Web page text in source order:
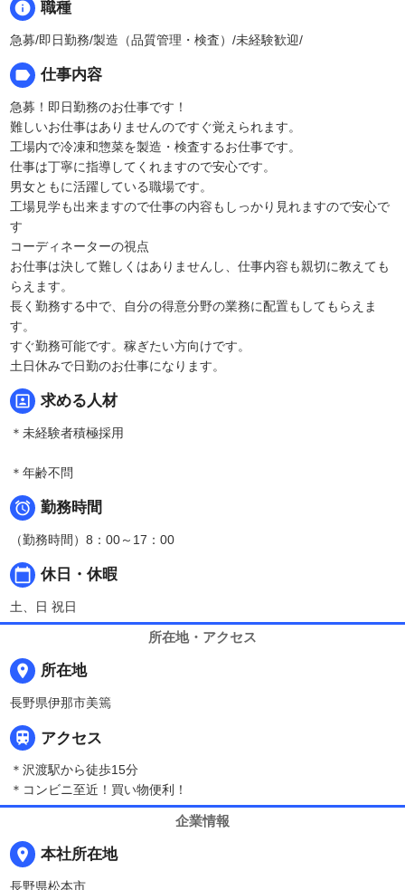
info 職種
急募/即日勤務/製造（品質管理・検査）/未経験歓迎/
label 仕事内容
急募！即日勤務のお仕事です！
難しいお仕事はありませんのですぐ覚えられます。
工場内で冷凍和惣菜を製造・検査するお仕事です。
仕事は丁寧に指導してくれますので安心です。
男女ともに活躍している職場です。
工場見学も出来ますので仕事の内容もしっかり見れますので安心で
す
コーディネーターの視点
お仕事は決して難しくはありませんし、仕事内容も親切に教えても
らえます。
長く勤務する中で、自分の得意分野の業務に配置もしてもらえま
す。
すぐ勤務可能です。稼ぎたい方向けです。
土日休みで日勤のお仕事になります。
portrait 求める人材
＊未経験者積極採用
＊年齢不問
 勤務時間
（勤務時間）8：00～17：00
calendar_today 休日・休暇
土、日 祝日
所在地・アクセス
place 所在地
長野県伊那市美篶
 アクセス
＊沢渡駅から徒歩15分
＊コンビニ至近！買い物便利！
企業情報
place 本社所在地
長野県松本市